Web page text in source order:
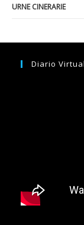
URNE CINERARIE
Diario